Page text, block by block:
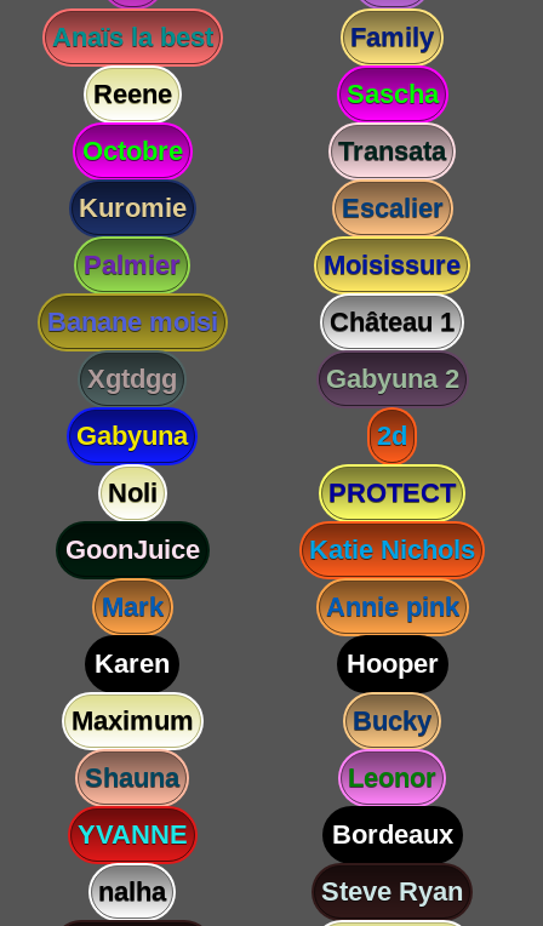
Anaïs la best
Family
Reene
Sascha
Octobre
Transata
Kuromie
Escalier
Palmier
Moisissure
Banane moisi
Château 1
Xgtdgg
Gabyuna 2
Gabyuna
2d
Noli
PROTECT
GoonJuice
Katie Nichols
Mark
Annie pink
Karen
Hooper
Maximum
Bucky
Shauna
Leonor
YVANNE
Bordeaux
nalha
Steve Ryan